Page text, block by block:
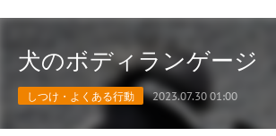
犬のボディランゲージ
しつけ・よくある行動 2023.07.30 01:00